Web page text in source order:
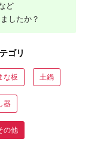
ど
したか？
ゴリ
な板 土鍋
器
の他